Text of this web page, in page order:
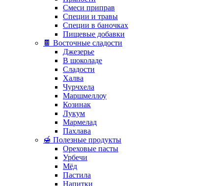
Смеси приправ
Специи и травы
Специи в баночках
Пищевые добавки
🍫 Восточные сладости
Джезерье
В шоколаде
Сладости
Халва
Чурчхела
Маршмеллоу
Козинак
Лукум
Мармелад
Пахлава
🍯 Полезные продукты
Ореховые пасты
Урбечи
Мёд
Пастила
Напитки